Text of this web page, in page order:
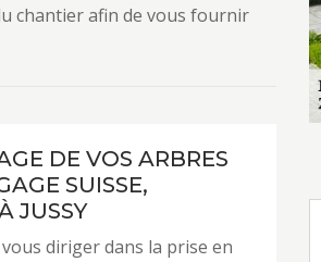
chantier afin de vous fournir
DE VOS ARBRES
SUISSE,
JUSSY
diriger dans la prise en